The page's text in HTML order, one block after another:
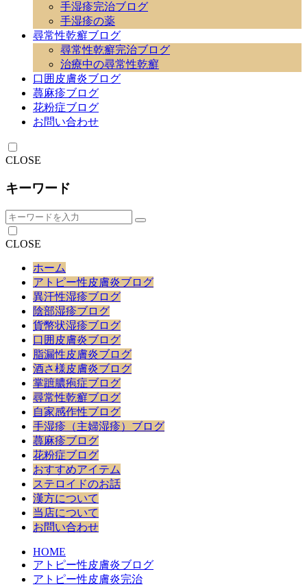
手湿疹完治ブログ
手湿疹の薬
尋常性乾癬ブログ
尋常性乾癬完治ブログ
治療中の尋常性乾癬
口囲皮膚炎ブログ
蕁麻疹ブログ
花粉症ブログ
お問い合わせ
CLOSE
キーワード
CLOSE
ホーム
アトピー性皮膚炎ブログ
異汗性湿疹ブログ
陰部湿疹ブログ
貨幣状湿疹ブログ
口囲皮膚炎ブログ
脂漏性皮膚炎ブログ
酒さ様皮膚炎ブログ
掌蹠膿疱症ブログ
尋常性乾癬ブログ
自家感作性ブログ
手湿疹（主婦湿疹）ブログ
蕁麻疹ブログ
花粉症ブログ
おすすめアイテム
ステロイドのお話
漢方について
当店について
お問い合わせ
HOME
アトピー性皮膚炎ブログ
アトピー性皮膚炎完治